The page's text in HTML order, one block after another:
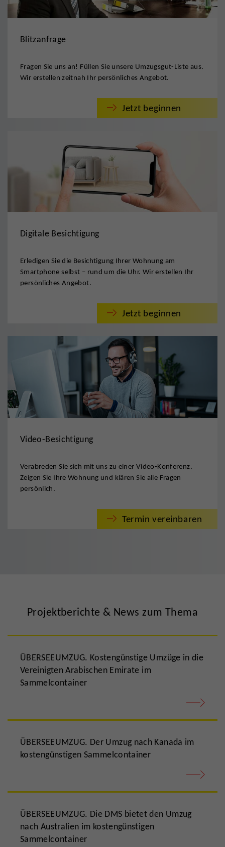
Blitzanfrage
Fragen Sie uns an! Füllen Sie unsere Umzugsgut-Liste aus.
Wir erstellen zeitnah Ihr persönliches Angebot.
Jetzt beginnen
Digitale Besichtigung
Erledigen Sie die Besichtigung Ihrer Wohnung am
Smartphone selbst – rund um die Uhr. Wir erstellen Ihr
persönliches Angebot.
Jetzt beginnen
Video-Besichtigung
Verabreden Sie sich mit uns zu einer Video-Konferenz.
Zeigen Sie Ihre Wohnung und klären Sie alle Fragen
persönlich.
Termin vereinbaren
Projektberichte & News zum Thema
ÜBERSEEUMZUG. Kostengünstige Umzüge in die
Vereinigten Arabischen Emirate im
Sammelcontainer
ÜBERSEEUMZUG. Der Umzug nach Kanada im
kostengünstigen Sammelcontainer
ÜBERSEEUMZUG. Die DMS bietet den Umzug
nach Australien im kostengünstigen
Sammelcontainer